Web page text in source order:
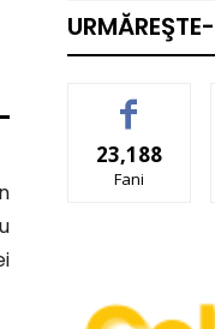
23,188
Fani